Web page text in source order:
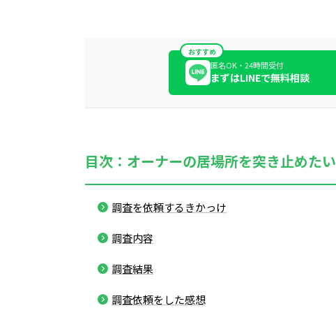
おすすめ
匿名OK・24時間受付
まずはLINEで無料相談
目次：オーナーの居場所を突き止めたい
調査を依頼するきかっけ
調査内容
調査結果
調査依頼をした感想